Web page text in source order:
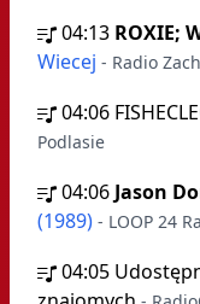
04:13 ROXIE;
Wiecej - Radio
04:06
Podlasie
04:06 Jason
(1989) - LOOP 24
04:05